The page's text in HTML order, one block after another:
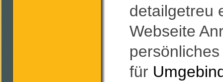
detailgetreu
Webseite
für